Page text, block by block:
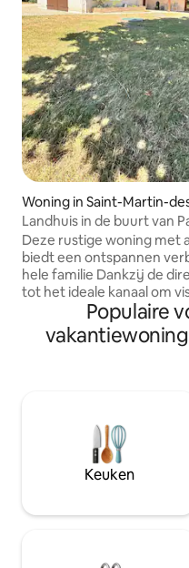
Woning in Saint-Martin-
ais
Landhuis in de buurt van
Deze rustige woning met
biedt een ontspannen
hele familie Dankzij de
tot het ideale kanaal om
wandelaars te verrassen,
ontspannen en
nabijheid van de Pal (20
Frankrijk, grenzend aan
et Loire, perfect voor een
stop op de vakantieroute!
Populaire
Keuken